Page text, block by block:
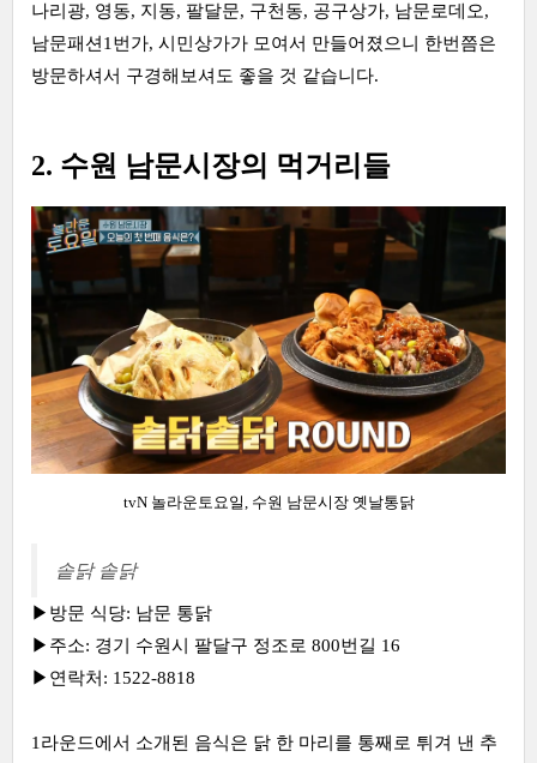
나리광, 영동, 지동, 팔달문, 구천동, 공구상가, 남문로데오,
남문패션1번가, 시민상가가 모여서 만들어졌으니 한번쯤은
방문하셔서 구경해보셔도 좋을 것 같습니다.
2. 수원 남문시장의 먹거리들
tvN 놀라운토요일, 수원 남문시장 옛날통닭
솥닭 솥닭
▶방문 식당: 남문 통닭
▶주소: 경기 수원시 팔달구 정조로 800번길 16
▶연락처: 1522-8818
1라운드에서 소개된 음식은 닭 한 마리를 통째로 튀겨 낸 추